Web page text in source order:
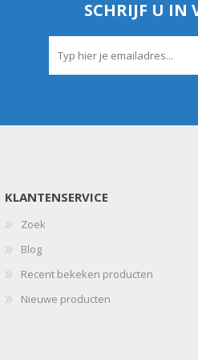
SCHRIJF U IN
KLANTENSERVICE
Zoek
Blog
Recent bekeken producten
Nieuwe producten